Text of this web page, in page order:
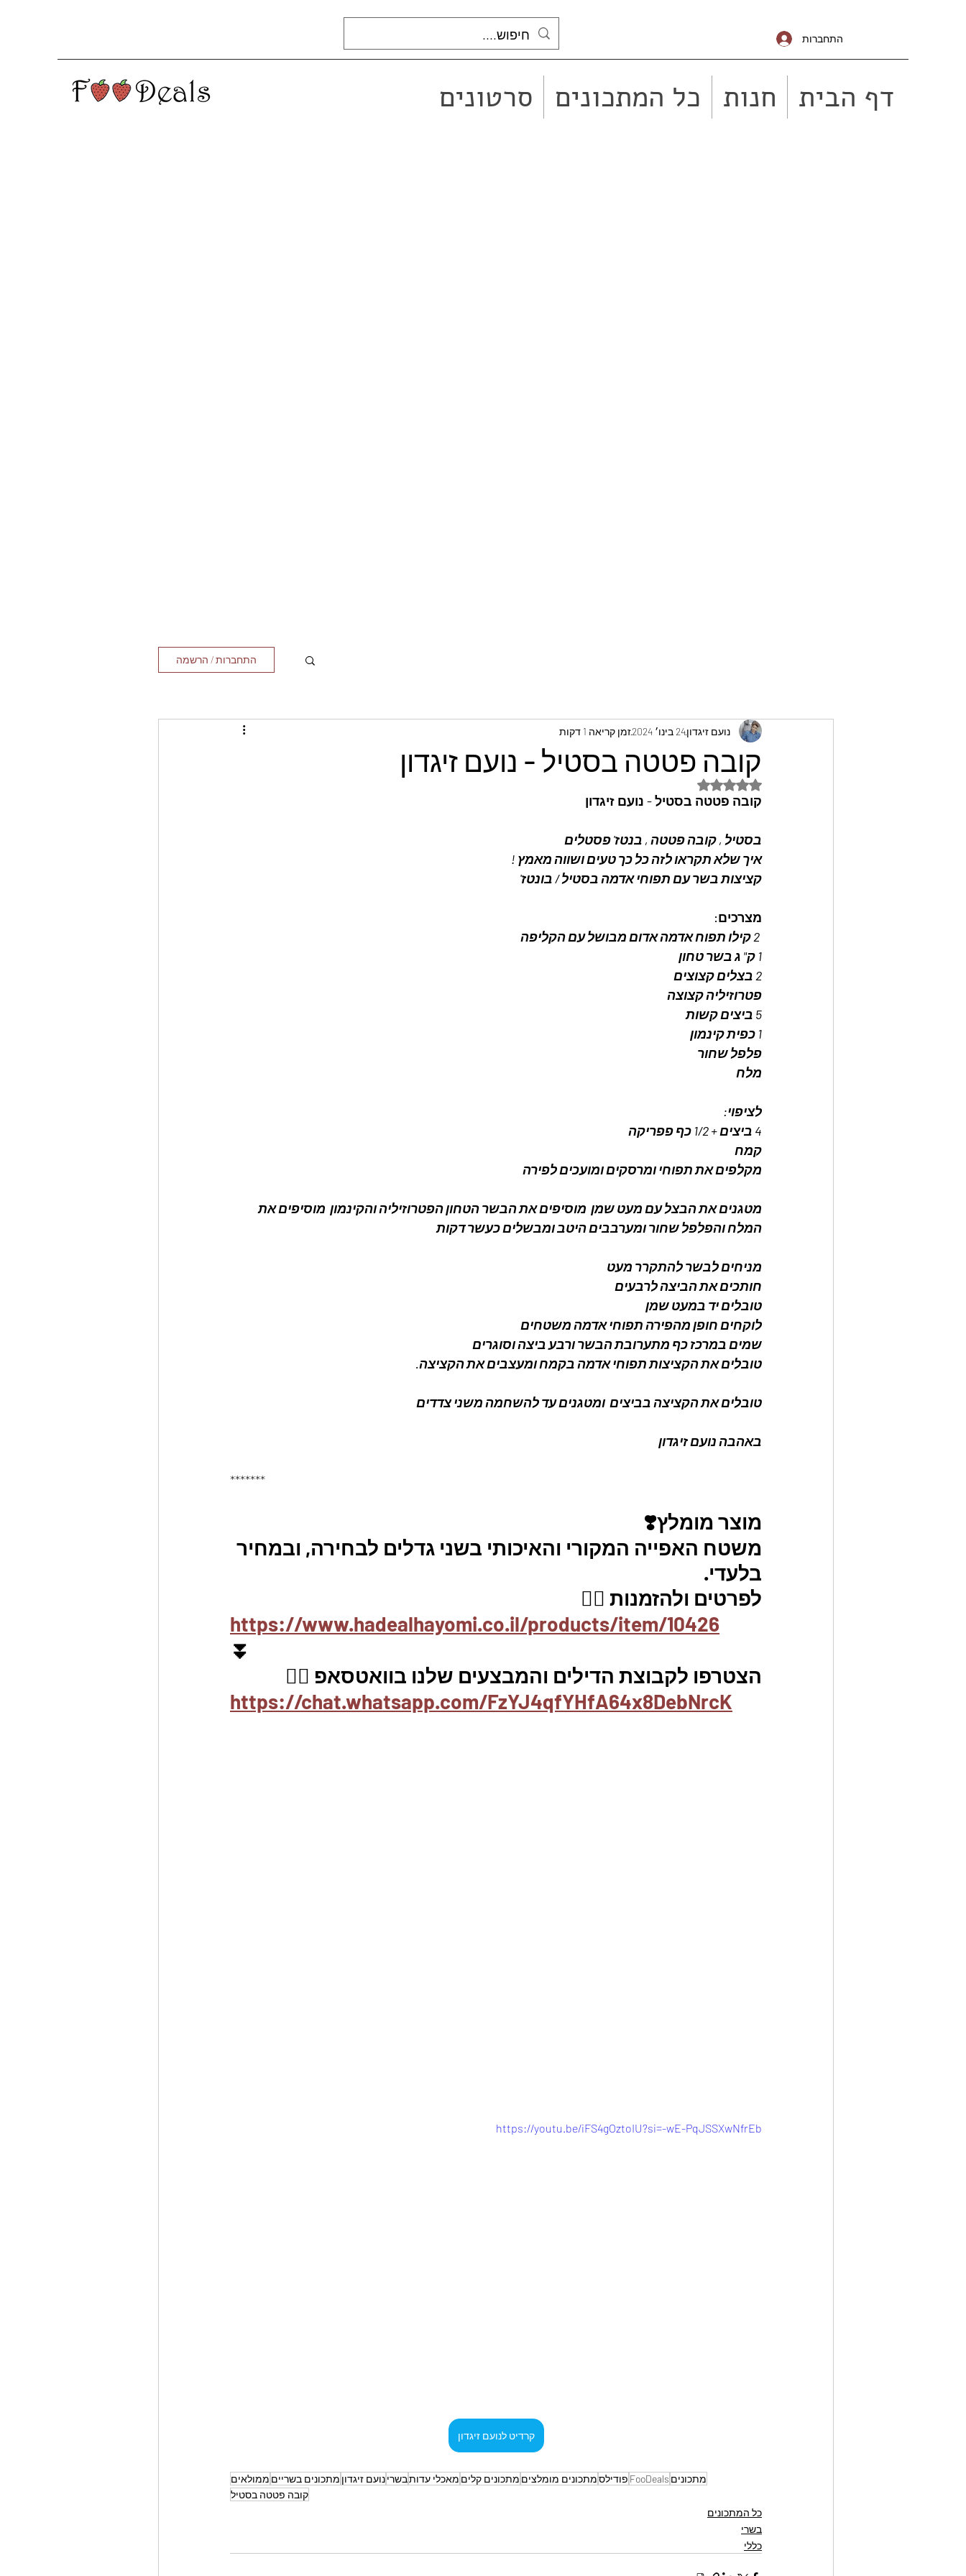
התחברות
דף הבית חנות כל המתכונים סרטונים
התחברות / הרשמה
קובה פטטה בסטיל - נועם זיגדון
נועם זיגדון24 בינו׳ 2024 זמן קריאה 1 דקות
דירוג של NaN מתוך 5 כוכבים
קובה פטטה בסטיל - נועם זיגדון
בסטיל , קובה פטטה , בנטז' פסטלים
איך שלא תקראו לזה כל כך טעים ושווה מאמץ !
קציצות בשר עם תפוחי אדמה בסטיל / בונטז'
מצרכים:
1 ק" ג בשר טחון
2 בצלים קצוצים
פטרוזיליה קצוצה
5 ביצים קשות
1 כפית קינמון
פלפל שחור
מלח
לציפוי:
4 ביצים + 1/2 כף פפריקה
קמח
מקלפים את תפוחי ומרסקים ומועכים לפירה
מטגנים את הבצל עם מעט שמן  מוסיפים את הבשר הטחון הפטרוזיליה והקינמון  מוסיפים את
המלח והפלפל שחור ומערבבים היטב ומבשלים כעשר דקות
מניחים לבשר להתקרר מעט
חותכים את הביצה לרבעים
טובלים יד במעט שמן
לוקחים חופן מהפירה תפוחי אדמה משטחים
שמים במרכז כף מתערובת הבשר ורבע ביצה וסוגרים
טובלים את הקציצות תפוחי אדמה בקמח ומעצבים את הקציצה.
טובלים את הקציצה בביצים  ומטגנים עד להשחמה משני צדדים
באהבה נועם זיגדון
*******
מוצר מומלץ❣️
משטח האפייה המקורי והאיכותי בשני גדלים לבחירה, ובמחיר
בלעדי.
לפרטים ולהזמנות 👇🏼
https://www.hadealhayomi.co.il/products/item/10426
⏬
הצטרפו לקבוצת הדילים והמבצעים שלנו בוואטסאפ 👇🏽
https://chat.whatsapp.com/FzYJ4qfYHfA64x8DebNrcK
https://youtu.be/iFS4gOztoIU?si=-wE-PqJSSXwNfrEb
קרדיט לנועם זיגדון
מתכונים FooDeals פודילסמתכונים מומלצים מתכונים קלים מאכלי עדותבשרינועם זיגדון מתכונים בשריים ממולאים
קובה פטטה בסטיל
כל המתכונים
בשרי
כללי